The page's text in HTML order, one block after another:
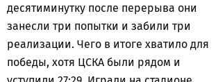
десятиминутку после перерыва они
занесли три попытки и забили три
реализации. Чего в итоге хватило для
победы, хотя ЦСКА были рядом и